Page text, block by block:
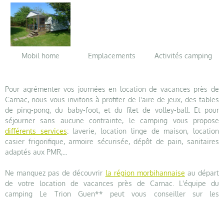
Mobil home Emplacements Activités camping
Pour agrémenter vos journées en location de vacances près de
Carnac, nous vous invitons à profiter de l'aire de jeux, des tables
de ping-pong, du baby-foot, et du filet de volley-ball. Et pour
séjourner sans aucune contrainte, le camping vous propose
différents services: laverie, location linge de maison, location
casier frigorifique, armoire sécurisée, dépôt de pain, sanitaires
adaptés aux PMR,...
Ne manquez pas de découvrir la région morbihannaise au départ
de votre location de vacances près de Carnac. L'équipe du
camping Le Trion Guen** peut vous conseiller sur les